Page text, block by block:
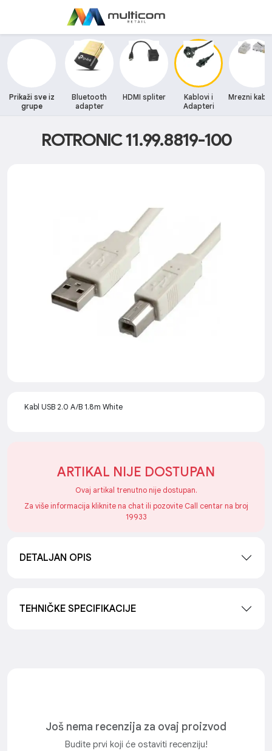
Prikaži sve iz
grupe
Bluetooth
adapter
HDMI spliter
Kablovi i
Adapteri
Mrezni
ROTRONIC 11.99.8819-100
Kabl USB 2.0 A/B 1.8m White
ARTIKAL NIJE DOSTUPAN
Ovaj artikal trenutno nije dostupan.
Za više informacija kliknite na chat ili pozovite Call centar na broj
19933
DETALJAN OPIS
TEHNIČKE SPECIFIKACIJE
Još nema recenzija za ovaj proizvod
Budite prvi koji će ostaviti recenziju!